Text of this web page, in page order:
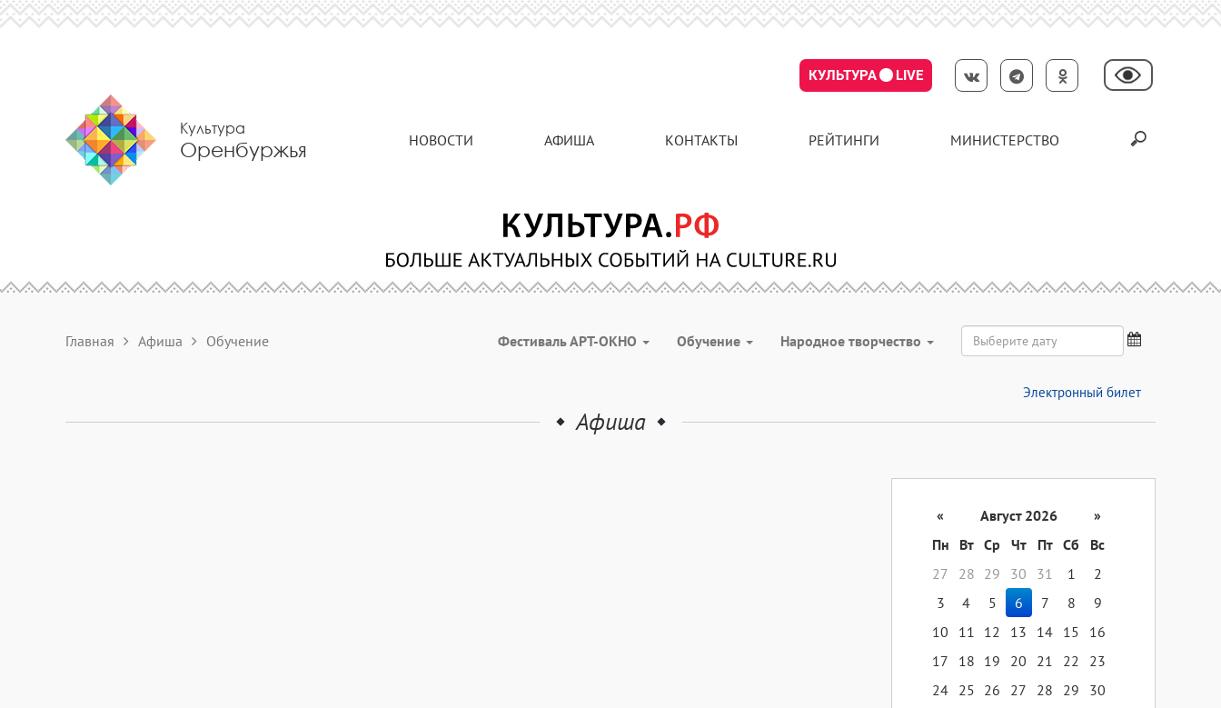
КУЛЬТУРА LIVE
Культура
Оренбуржья НОВОСТИ АФИША КОНТАКТЫ РЕЙТИНГИ МИНИСТЕРСТВО
Главная Афиша Обучение Фестиваль АРТ-ОКНО Обучение Народное творчество
Электронный билет
Афиша
« Август 2026
»
Пн
Вт Ср Чт Пт Сб
Вс
27
28 29 30 31 1
2
3
4 5 6 7 8
9
10
11 12 13 14 15
16
17
18 19 20 21 22
23
24 25 26 27 28 29
30